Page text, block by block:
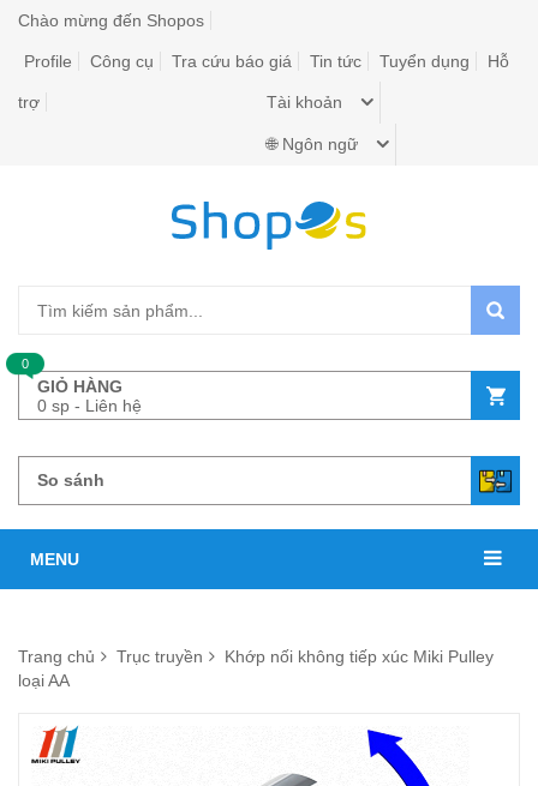
Chào mừng đến Shopos
Profile Công cụ Tra cứu báo giá Tin tức Tuyển dụng Hỗ
trợ Tài khoản
🌐 Ngôn ngữ
GIỎ HÀNG
0 sp - Liên hệ
0
So sánh
MENU
Trang chủ Trục truyền
Khớp nối không tiếp xúc Miki Pulley
loại AA